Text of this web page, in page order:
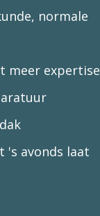
normale
meer expertise
's avonds laat